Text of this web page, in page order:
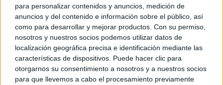
para personalizar contenidos y anuncios, medición de
anuncios y del contenido e información sobre el público, así
como para desarrollar y mejorar productos. Con su permiso,
nosotros y nuestros socios podemos utilizar datos de
localización geográfica precisa e identificación mediante las
características de dispositivos. Puede hacer clic para
otorgarnos su consentimiento a nosotros y a nuestros socios
para que llevemos a cabo el procesamiento previamente
© Kiosko.net Aviso Legal Privacidad y Cookies